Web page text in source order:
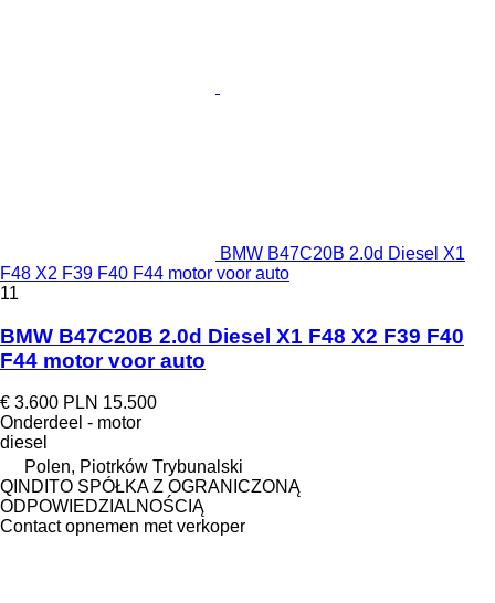
BMW B47C20B 2.0d Diesel X1
F48 X2 F39 F40 F44 motor voor auto
11
BMW B47C20B 2.0d Diesel X1 F48 X2 F39 F40
F44 motor voor auto
€ 3.600 PLN 15.500
Onderdeel - motor
diesel
Polen, Piotrków Trybunalski
QINDITO SPÓŁKA Z OGRANICZONĄ
ODPOWIEDZIALNOŚCIĄ
Contact opnemen met verkoper